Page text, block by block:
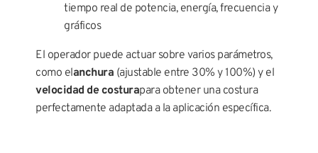
tiempo real de potencia, energía, frecuencia y
gráficos
El operador puede actuar sobre varios parámetros,
como elanchura (ajustable entre 30% y 100%) y el
velocidad de costurapara obtener una costura
perfectamente adaptada a la aplicación específica.